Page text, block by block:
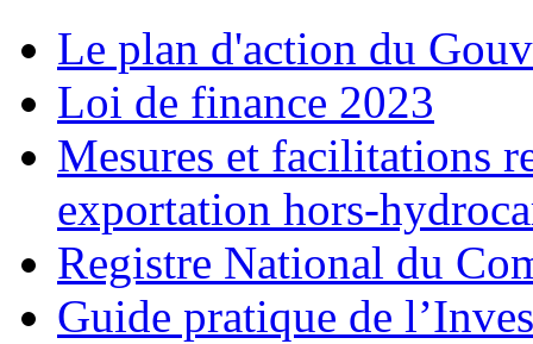
Le plan d'action du
Loi de finance 2023
Mesures et facilitations
exportation hors-
Registre National du
Guide pratique de